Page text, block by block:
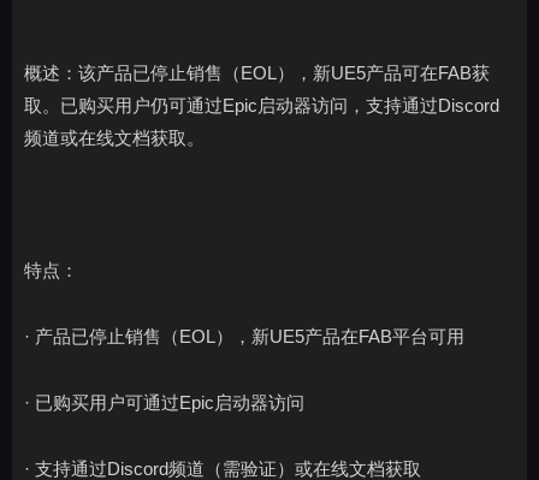
概述：该产品已停止销售（EOL），新UE5产品可在FAB获
取。已购买用户仍可通过Epic启动器访问，支持通过Discord
频道或在线文档获取。
特点：
· 产品已停止销售（EOL），新UE5产品在FAB平台可用
· 已购买用户可通过Epic启动器访问
· 支持通过Discord频道（需验证）或在线文档获取